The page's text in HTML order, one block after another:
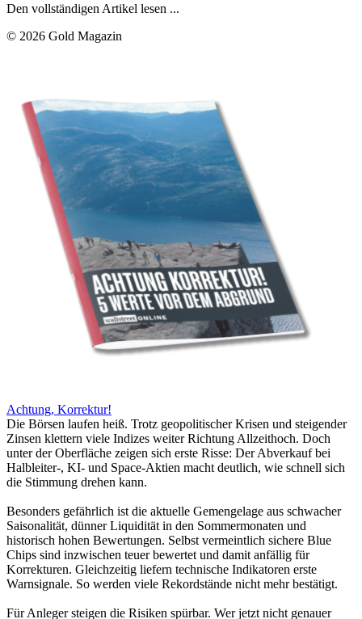
Den vollständigen Artikel lesen ...
© 2026 Gold Magazin
Achtung, Korrektur!
Die Börsen laufen heiß. Trotz geopolitischer Krisen und steigender
Zinsen klettern viele Indizes weiter Richtung Allzeithoch. Doch
unter der Oberfläche zeigen sich erste Risse: Der Abverkauf bei
Halbleiter-, KI- und Space-Aktien macht deutlich, wie schnell sich
die Stimmung drehen kann.
Besonders gefährlich ist die aktuelle Gemengelage aus schwacher
Saisonalität, dünner Liquidität in den Sommermonaten und
historisch hohen Bewertungen. Selbst vermeintlich sichere Blue
Chips sind inzwischen teuer bewertet und damit anfällig für
Korrekturen. Gleichzeitig liefern technische Indikatoren erste
Warnsignale. So werden viele Rekordstände nicht mehr bestätigt.
Für Anleger steigen die Risiken spürbar. Wer jetzt nicht genauer